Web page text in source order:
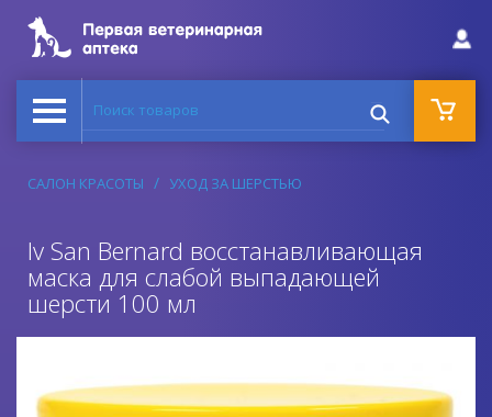
Поиск товаров
САЛОН КРАСОТЫ УХОД ЗА ШЕРСТЬЮ
Iv San Bernard восстанавливающая
маска для слабой выпадающей
шерсти 100 мл